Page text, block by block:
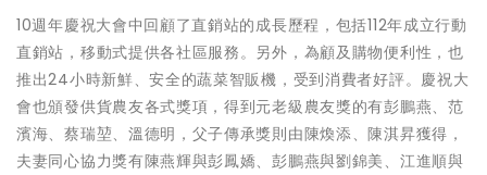
10週年慶祝大會中回顧了直銷站的成長歷程，包括112年成立行動
直銷站，移動式提供各社區服務。另外，為顧及購物便利性，也
推出24小時新鮮、安全的蔬菜智販機，受到消費者好評。慶祝大
會也頒發供貨農友各式獎項，得到元老級農友獎的有彭鵬燕、范
濱海、蔡瑞堃、溫德明，父子傳承獎則由陳煥添、陳淇昇獲得，
夫妻同心協力獎有陳燕輝與彭鳳嬌、彭鵬燕與劉錦美、江進順與